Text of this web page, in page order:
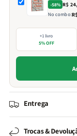
-58% R$
No combo:
+1 livro
5% OFF
Entrega
Trocas &